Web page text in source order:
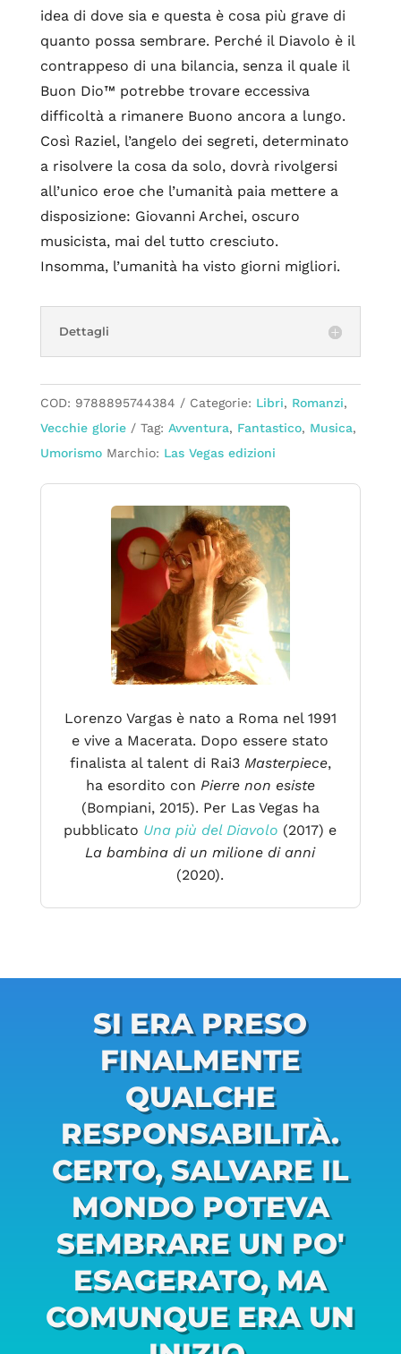
idea di dove sia e questa è cosa più grave di
quanto possa sembrare. Perché il Diavolo è il
contrappeso di una bilancia, senza il quale il
Buon Dio™ potrebbe trovare eccessiva
difficoltà a rimanere Buono ancora a lungo.
Così Raziel, l’angelo dei segreti, determinato
a risolvere la cosa da solo, dovrà rivolgersi
all’unico eroe che l’umanità paia mettere a
disposizione: Giovanni Archei, oscuro
musicista, mai del tutto cresciuto.
Insomma, l’umanità ha visto giorni migliori.
Dettagli
COD: 9788895744384 Categorie: Libri, Romanzi,
Vecchie glorie
Tag: Avventura, Fantastico, Musica,
Umorismo Marchio: Las Vegas edizioni
Lorenzo Vargas è nato a Roma nel 1991
e vive a Macerata. Dopo essere stato
finalista al talent di Rai3 Masterpiece,
ha esordito con Pierre non esiste
(Bompiani, 2015). Per Las Vegas ha
pubblicato Una più del Diavolo (2017) e
La bambina di un milione di anni
(2020).
SI ERA PRESO
FINALMENTE
QUALCHE
RESPONSABILITÀ.
CERTO, SALVARE IL
MONDO POTEVA
SEMBRARE UN PO'
ESAGERATO, MA
COMUNQUE ERA UN